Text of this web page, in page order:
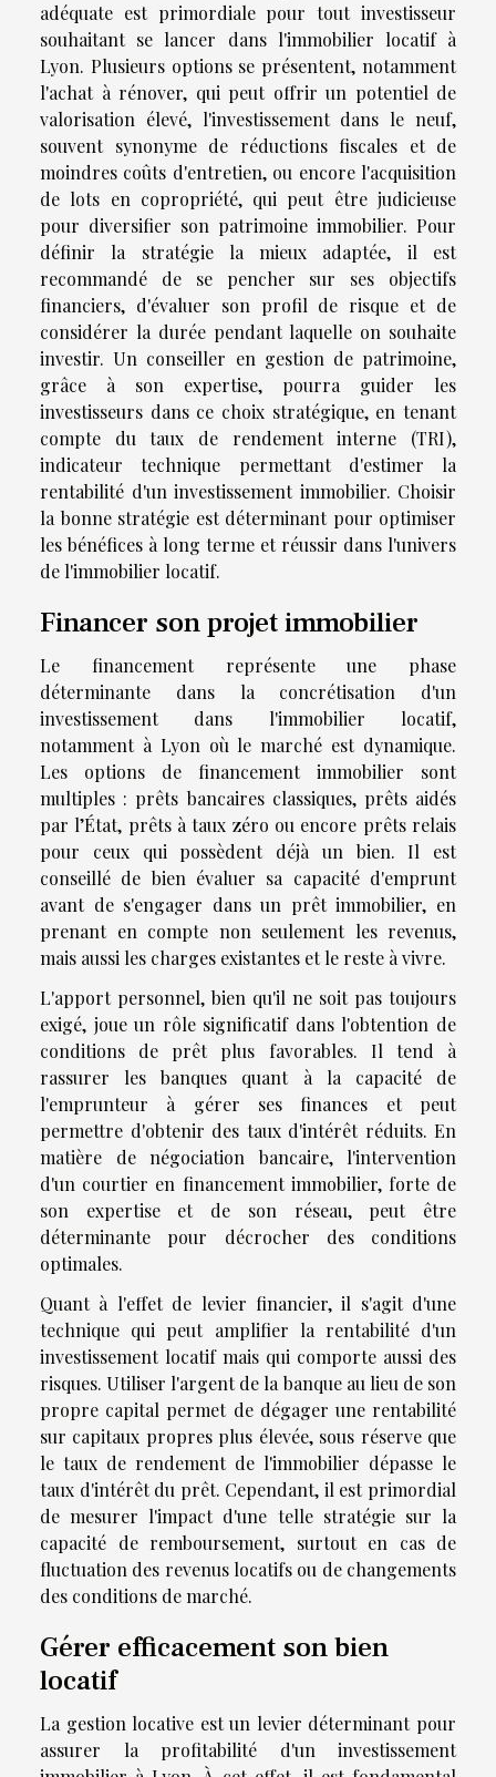
adéquate est primordiale pour tout investisseur
souhaitant se lancer dans l'immobilier locatif à
Lyon. Plusieurs options se présentent, notamment
l'achat à rénover, qui peut offrir un potentiel de
valorisation élevé, l'investissement dans le neuf,
souvent synonyme de réductions fiscales et de
moindres coûts d'entretien, ou encore l'acquisition
de lots en copropriété, qui peut être judicieuse
pour diversifier son patrimoine immobilier. Pour
définir la stratégie la mieux adaptée, il est
recommandé de se pencher sur ses objectifs
financiers, d'évaluer son profil de risque et de
considérer la durée pendant laquelle on souhaite
investir. Un conseiller en gestion de patrimoine,
grâce à son expertise, pourra guider les
investisseurs dans ce choix stratégique, en tenant
compte du taux de rendement interne (TRI),
indicateur technique permettant d'estimer la
rentabilité d'un investissement immobilier. Choisir
la bonne stratégie est déterminant pour optimiser
les bénéfices à long terme et réussir dans l'univers
de l'immobilier locatif.
Financer son projet immobilier
Le financement représente une phase
déterminante dans la concrétisation d'un
investissement dans l'immobilier locatif,
notamment à Lyon où le marché est dynamique.
Les options de financement immobilier sont
multiples : prêts bancaires classiques, prêts aidés
par l’État, prêts à taux zéro ou encore prêts relais
pour ceux qui possèdent déjà un bien. Il est
conseillé de bien évaluer sa capacité d'emprunt
avant de s'engager dans un prêt immobilier, en
prenant en compte non seulement les revenus,
mais aussi les charges existantes et le reste à vivre.
L'apport personnel, bien qu'il ne soit pas toujours
exigé, joue un rôle significatif dans l'obtention de
conditions de prêt plus favorables. Il tend à
rassurer les banques quant à la capacité de
l'emprunteur à gérer ses finances et peut
permettre d'obtenir des taux d'intérêt réduits. En
matière de négociation bancaire, l'intervention
d'un courtier en financement immobilier, forte de
son expertise et de son réseau, peut être
déterminante pour décrocher des conditions
optimales.
Quant à l'effet de levier financier, il s'agit d'une
technique qui peut amplifier la rentabilité d'un
investissement locatif mais qui comporte aussi des
risques. Utiliser l'argent de la banque au lieu de son
propre capital permet de dégager une rentabilité
sur capitaux propres plus élevée, sous réserve que
le taux de rendement de l'immobilier dépasse le
taux d'intérêt du prêt. Cependant, il est primordial
de mesurer l'impact d'une telle stratégie sur la
capacité de remboursement, surtout en cas de
fluctuation des revenus locatifs ou de changements
des conditions de marché.
Gérer efficacement son bien
locatif
La gestion locative est un levier déterminant pour
assurer la profitabilité d'un investissement